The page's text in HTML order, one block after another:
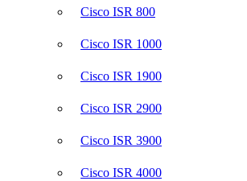
Cisco ISR 800
Cisco ISR 1000
Cisco ISR 1900
Cisco ISR 2900
Cisco ISR 3900
Cisco ISR 4000